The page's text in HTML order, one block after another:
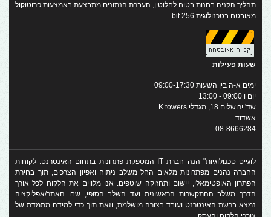
תהליך הקניה בחנות בטוח לחלוטין, העברת הנתונים מתבצעת באמצעות פרוטוקול
מאובטח בטכנולוגית 256 bit
שעות פעילות
ימים א-ה בין השעות 09:00-17:30
יום ו 09:00 - 13:00
שד' ירושלים 18, מגדלי K towers
אשדוד
08-8666284
לוגייט טכנולוגיות" הנה חברת IT המספקת פתרונות בתחום האינטרנט. לקוחות
החברה נהנים מפתרונות מלאים החל משלב ניתוח ואפיון הצרכים, תוך בחירת
הפתרון האופטימאלי, יישום ותחזוקה שוטפים. אנו מלווים את הלקוח לכל אורך
הדרך משלב ההתקשרות הראשונית ועד השלב הסופי, שבו האתר/אפליקציה
נמצא ברשת האינטרנט ועובד בצורה מושלמת, וזאת תוך כדי למידה מתמדת של